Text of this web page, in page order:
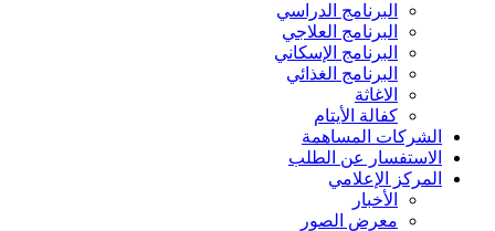
البرنامج الدراسي
البرنامج العلاجي
البرنامج الإسكاني
البرنامج الغذائي
الاغاثة
كفالة الأيتام
الشركات المساهمة
الاستفسار عن الطلب
المركز الإعلامي
الأخبار
معرض الصور